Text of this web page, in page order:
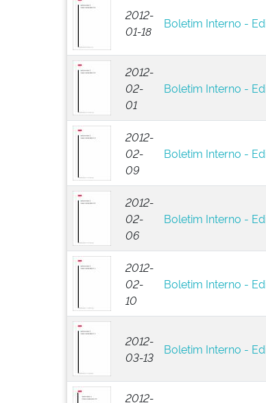
2012-
01-18
Boletim Interno -
2012-
02-
01
Boletim Interno -
2012-
02-
09
Boletim Interno -
2012-
02-
06
Boletim Interno -
2012-
02-
10
Boletim Interno -
2012-
03-13
Boletim Interno -
2012-